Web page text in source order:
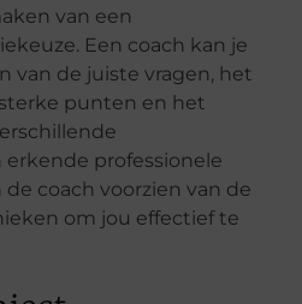
van een
Een coach kan je
van de juiste vragen, het
punten en het
professionele
coach voorzien van de
om jou effectief te